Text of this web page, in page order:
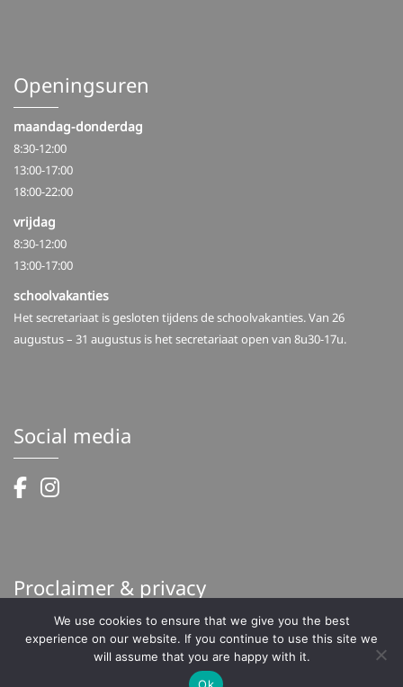
Openingsuren
maandag-donderdag
8:30-12:00
13:00-17:00
18:00-22:00
vrijdag
8:30-12:00
13:00-17:00
schoolvakanties
Het secretariaat is gesloten tijdens de schoolvakanties. Van 26
augustus – 31 augustus is het secretariaat open van 8u30-17u.
Social media
Proclaimer & privacy
Proclaimer
Privacy
We use cookies to ensure that we give you the best
experience on our website. If you continue to use this site we
will assume that you are happy with it.
Ok